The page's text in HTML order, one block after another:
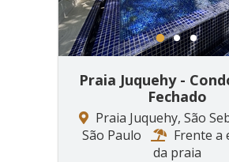
1 2 3
Praia Juquehy -
Fechado
Praia Juquehy, São
São Paulo
Frente a
da praia